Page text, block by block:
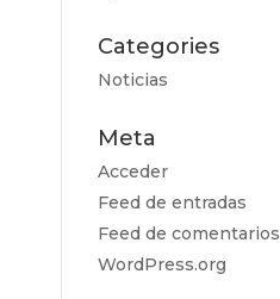
Categories
Noticias
Meta
Acceder
Feed de entradas
Feed de comentarios
WordPress.org